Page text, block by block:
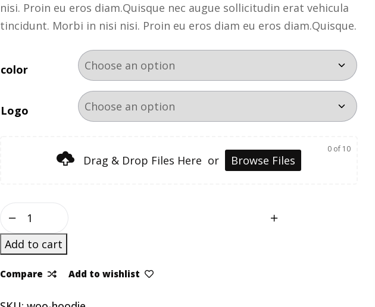
nisi. Proin eu eros diam.Quisque nec augue sollicitudin erat vehicula
tincidunt. Morbi in nisi nisi. Proin eu eros diam eu eros diam.Quisque.
color
Logo
Drag & Drop Files Here or Browse Files
0 of 10
Add to cart
Compare Add to wishlist